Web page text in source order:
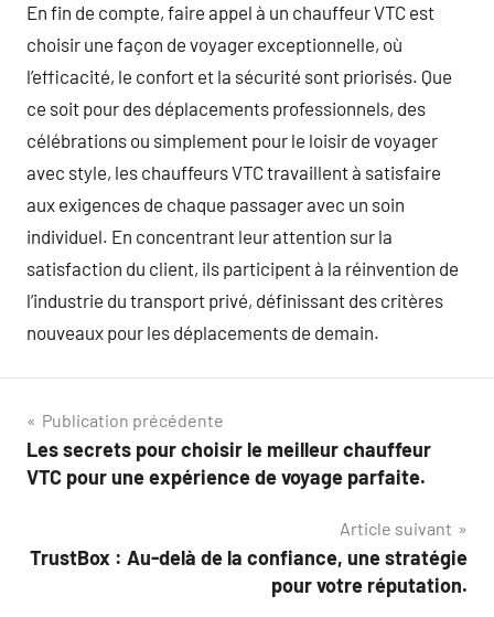
En fin de compte, faire appel à un chauffeur VTC est
choisir une façon de voyager exceptionnelle, où
l’efficacité, le confort et la sécurité sont priorisés. Que
ce soit pour des déplacements professionnels, des
célébrations ou simplement pour le loisir de voyager
avec style, les chauffeurs VTC travaillent à satisfaire
aux exigences de chaque passager avec un soin
individuel. En concentrant leur attention sur la
satisfaction du client, ils participent à la réinvention de
l’industrie du transport privé, définissant des critères
nouveaux pour les déplacements de demain.
Navigation
de
Publication précédente
Les secrets pour choisir le meilleur chauffeur
VTC pour une expérience de voyage parfaite.
Article suivant
TrustBox : Au-delà de la confiance, une stratégie
pour votre réputation.